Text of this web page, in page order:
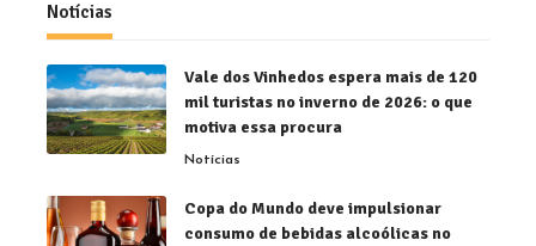
Notícias
Vale dos Vinhedos espera mais de 120
mil turistas no inverno de 2026: o que
motiva essa procura
Notícias
Copa do Mundo deve impulsionar
consumo de bebidas alcoólicas no